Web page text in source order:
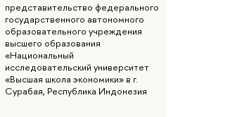
представительство федерального
государственного автономного
образовательного учреждения
высшего образования
«Национальный
исследовательский университет
«Высшая школа экономики» в г.
Сурабая, Республика Индонезия